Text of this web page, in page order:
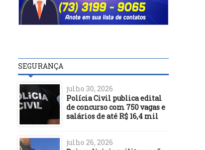
SEGURANÇA
julho 30, 2026
Polícia Civil publica edital
de concurso com 750 vagas e
salários de até R$ 16,4 mil
julho 26, 2026